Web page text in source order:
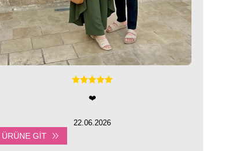
❤️
22.06.2026
ÜRÜNE GIT